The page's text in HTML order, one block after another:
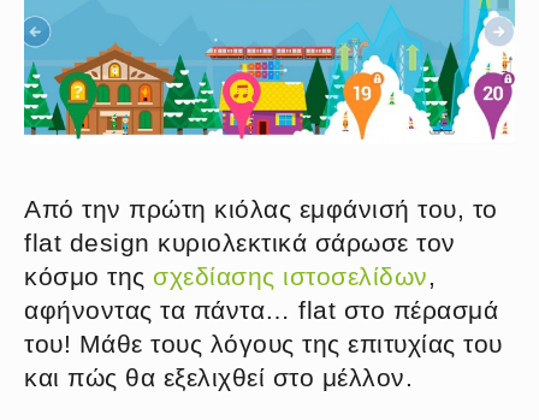
Από την πρώτη κιόλας εμφάνισή του, το
flat design κυριολεκτικά σάρωσε τον
κόσμο της σχεδίασης ιστοσελίδων,
αφήνοντας τα πάντα… flat στο πέρασμά
του! Μάθε τους λόγους της επιτυχίας του
και πώς θα εξελιχθεί στο μέλλον.